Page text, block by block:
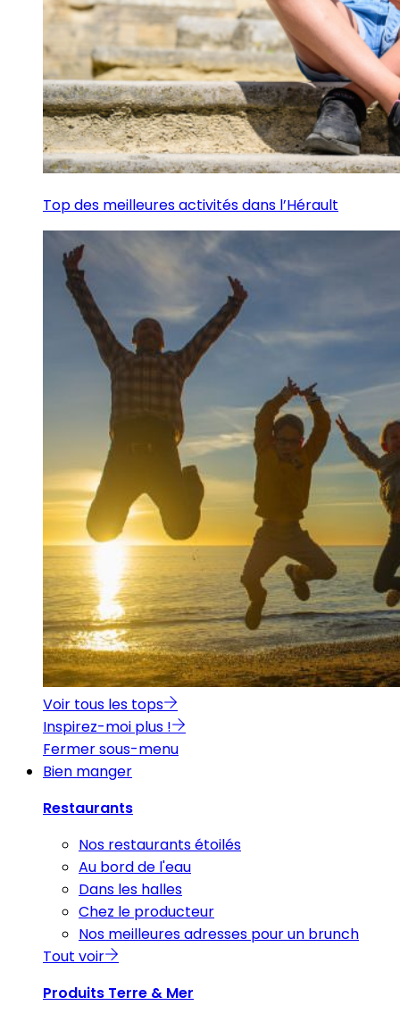
Top des meilleures activités dans l’Hérault
Voir tous les tops
Inspirez-moi plus !
Fermer sous-menu
Bien manger
Restaurants
Nos restaurants étoilés
Au bord de l'eau
Dans les halles
Chez le producteur
Nos meilleures adresses pour un brunch
Tout voir
Produits Terre & Mer